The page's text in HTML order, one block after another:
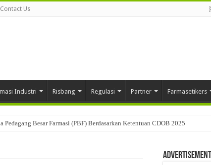
Contact Us
Industri Risbang Regulasi Partner Farmasetikers
Pedagang Besar Farmasi (PBF) Berdasarkan Ketentuan CDOB 2025
Advertisement